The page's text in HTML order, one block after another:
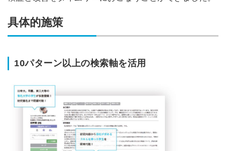
具体的施策
10パターン以上の検索軸を活用